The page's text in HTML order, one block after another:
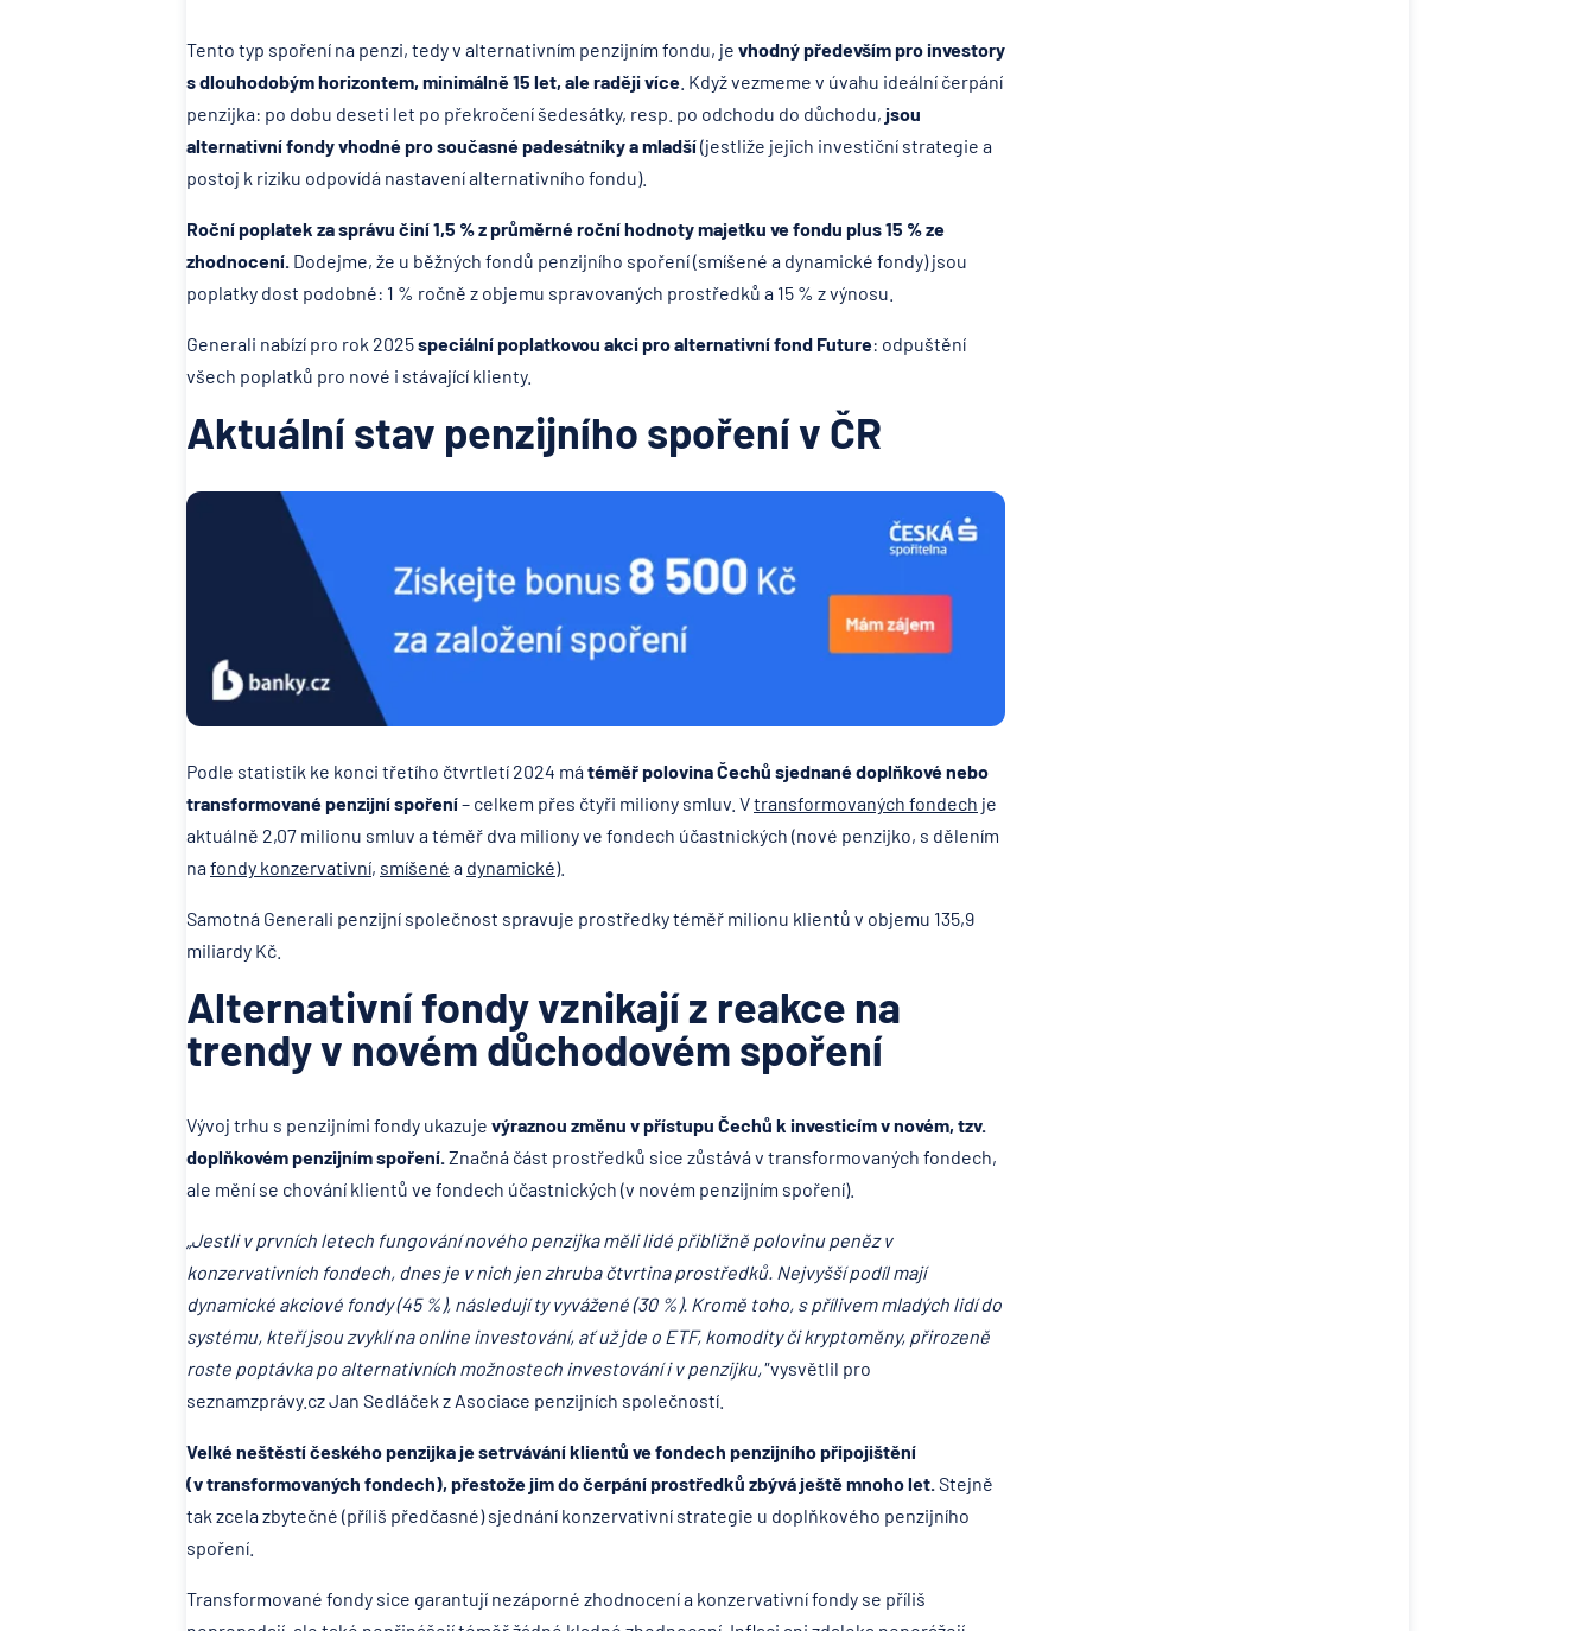
Tento typ spoření na penzi, tedy v alternativním penzijním fondu, je vhodný především pro investory
s dlouhodobým horizontem, minimálně 15 let, ale raději více . Když vezmeme v úvahu ideální čerpání
penzijka: po dobu deseti let po překročení šedesátky, resp. po odchodu do důchodu, jsou
alternativní fondy vhodné pro současné padesátníky a mladší(jestliže jejich investiční strategie a
postoj k riziku odpovídá nastavení alternativního fondu).
Roční poplatek za správu činí 1,5 % z průměrné roční hodnoty majetku ve fondu plus 15 % ze
zhodnocení. Dodejme, že u běžných fondů penzijního spoření (smíšené a dynamické fondy) jsou
poplatky dost podobné: 1 % ročně z objemu spravovaných prostředků a 15 % z výnosu.
Generali nabízí pro rok 2025speciální poplatkovou akci pro alternativní fond Future: odpuštění
všech poplatků pro nové i stávající klienty.
Aktuální stav penzijního spoření v ČR
Podle statistik ke konci třetího čtvrtletí 2024 má téměř polovina Čechů sjednané doplňkové nebo
transformované penzijní spoření– celkem přes čtyři miliony smluv. Vtransformovaných fondech je
aktuálně 2,07 milionu smluv a téměř dva miliony ve fondech účastnických (nové penzijko, s dělením
na fondy konzervativní, smíšené a dynamické).
Samotná Generali penzijní společnost spravuje prostředky téměř milionu klientů v objemu 135,9
miliardy Kč.
Alternativní fondy vznikají z reakce na
trendy v novém důchodovém spoření
Vývoj trhu s penzijními fondy ukazuje výraznou změnu v přístupu Čechů k investicím v novém, tzv.
doplňkovém penzijním spoření.Značná část prostředků sice zůstává v transformovaných fondech,
ale mění se chování klientů ve fondech účastnických (v novém penzijním spoření).
„Jestli v prvních letech fungování nového penzijka měli lidé přibližně polovinu peněz v
konzervativních fondech, dnes je v nich jen zhruba čtvrtina prostředků. Nejvyšší podíl mají
dynamické akciové fondy (45 %), následují ty vyvážené (30 %). Kromě toho, s přílivem mladých lidí do
systému, kteří jsou zvyklí na online investování, ať už jde o ETF, komodity či kryptoměny, přirozeně
roste poptávka po alternativních možnostech investování i v penzijku,"vysvětlil pro
seznamzprávy.cz Jan Sedláček z Asociace penzijních společností.
Velké neštěstí českého penzijka je setrvávání klientů ve fondech penzijního připojištění
(v transformovaných fondech), přestože jim do čerpání prostředků zbývá ještě mnoho let.Stejně
tak zcela zbytečné (příliš předčasné) sjednání konzervativní strategie u doplňkového penzijního
spoření.
Transformované fondy sice garantují nezáporné zhodnocení a konzervativní fondy se příliš